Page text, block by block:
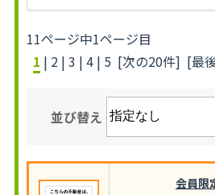
11ページ中1ページ目
1 | 2 | 3 | 4| 5 [次の20件] [最
並び替え
会員限